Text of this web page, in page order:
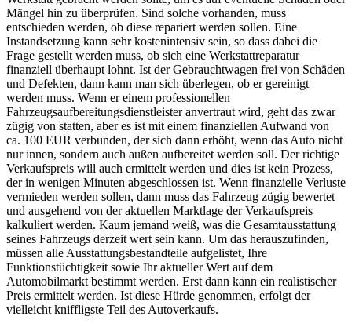
Mängel hin zu überprüfen. Sind solche vorhanden, muss
entschieden werden, ob diese repariert werden sollen. Eine
Instandsetzung kann sehr kostenintensiv sein, so dass dabei die
Frage gestellt werden muss, ob sich eine Werkstattreparatur
finanziell überhaupt lohnt. Ist der Gebrauchtwagen frei von Schäden
und Defekten, dann kann man sich überlegen, ob er gereinigt
werden muss. Wenn er einem professionellen
Fahrzeugsaufbereitungsdienstleister anvertraut wird, geht das zwar
zügig von statten, aber es ist mit einem finanziellen Aufwand von
ca. 100 EUR verbunden, der sich dann erhöht, wenn das Auto nicht
nur innen, sondern auch außen aufbereitet werden soll. Der richtige
Verkaufspreis will auch ermittelt werden und dies ist kein Prozess,
der in wenigen Minuten abgeschlossen ist. Wenn finanzielle Verluste
vermieden werden sollen, dann muss das Fahrzeug zügig bewertet
und ausgehend von der aktuellen Marktlage der Verkaufspreis
kalkuliert werden. Kaum jemand weiß, was die Gesamtausstattung
seines Fahrzeugs derzeit wert sein kann. Um das herauszufinden,
müssen alle Ausstattungsbestandteile aufgelistet, Ihre
Funktionstüchtigkeit sowie Ihr aktueller Wert auf dem
Automobilmarkt bestimmt werden. Erst dann kann ein realistischer
Preis ermittelt werden. Ist diese Hürde genommen, erfolgt der
vielleicht kniffligste Teil des Autoverkaufs.